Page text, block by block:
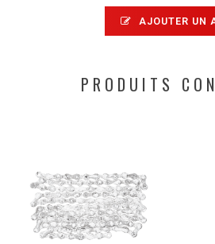
AJOUTER UN
PRODUITS